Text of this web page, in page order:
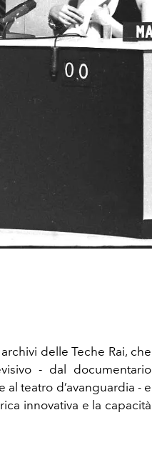
delle Teche Rai, che
- dal documentario
teatro d’avanguardia - e
innovativa e la capacità